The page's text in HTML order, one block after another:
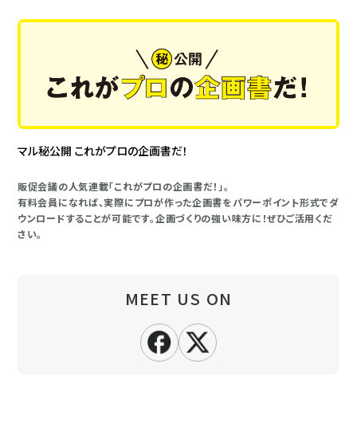
マル秘公開 これがプロの企画書だ！
販促会議の人気連載「これがプロの企画書だ！」。
有料会員になれば、実際にプロが作った企画書をパワーポイント形式でダ
ウンロードすることが可能です。企画づくりの強い味方に！ぜひご活用くだ
さい。
MEET US ON